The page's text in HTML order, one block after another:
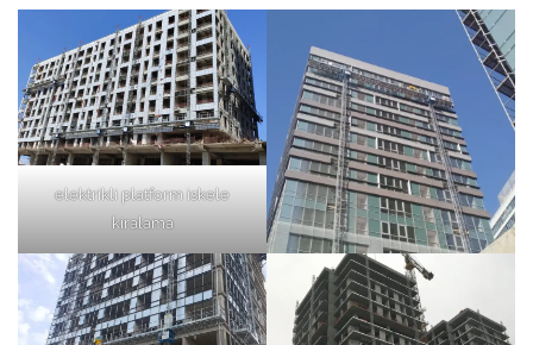
elektrikli platform iskele
kiralama